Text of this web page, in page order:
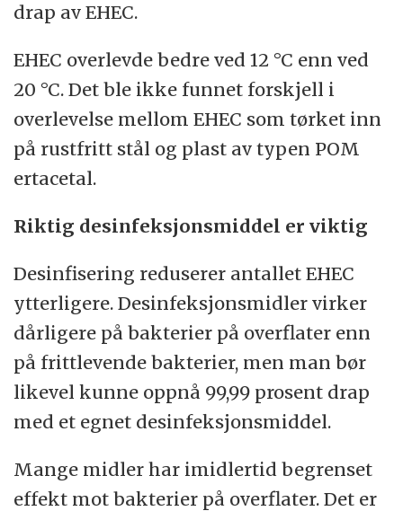
drap av EHEC.
EHEC overlevde bedre ved 12 °C enn ved
20 °C. Det ble ikke funnet forskjell i
overlevelse mellom EHEC som tørket inn
på rustfritt stål og plast av typen POM
ertacetal.
Riktig desinfeksjonsmiddel er viktig
Desinfisering reduserer antallet EHEC
ytterligere. Desinfeksjonsmidler virker
dårligere på bakterier på overflater enn
på frittlevende bakterier, men man bør
likevel kunne oppnå 99,99 prosent drap
med et egnet desinfeksjonsmiddel.
Mange midler har imidlertid begrenset
effekt mot bakterier på overflater. Det er